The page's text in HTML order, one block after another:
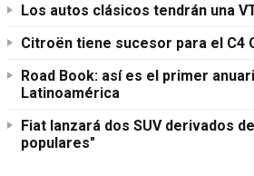
Los autos clásicos tendrán una
Citroën tiene sucesor para el C4
Road Book: así es el primer
Latinoamérica
Fiat lanzará dos SUV derivados
populares"